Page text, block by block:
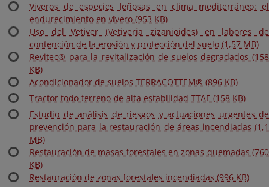
Viveros de especies leñosas en clima mediterráneo: el
endurecimiento en vivero (953 KB)
Uso del Vetiver (Vetiveria zizanioides) en labores de
contención de la erosión y protección del suelo (1,57 MB)
Revitec® para la revitalización de suelos degradados (158
KB)
Acondicionador de suelos TERRACOTTEM® (896 KB)
Tractor todo terreno de alta estabilidad TTAE (158 KB)
Estudio de análisis de riesgos y actuaciones urgentes de
prevención para la restauración de áreas incendiadas (1,1
MB)
Restauración de masas forestales en zonas quemadas (760
KB)
Restauración de zonas forestales incendiadas (996 KB)